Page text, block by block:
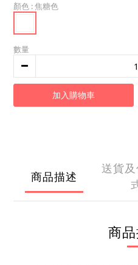
顏色 : 焦糖色
數量
加入購物車
商品描述
送貨
商